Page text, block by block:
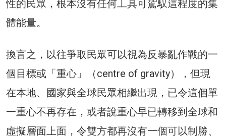
性的民眾，根本沒有任何工具可駕馭這程度的集
體能量。
換言之，以往爭取民眾可以視為反暴亂作戰的一
個目標或「重心」（centre of gravity），但現
在本地、國家與全球民眾相繼出現，已令這個單
一重心不再存在，或者說重心早已轉移到全球和
虛擬層面上面，令雙方都再沒有一個可以制勝、